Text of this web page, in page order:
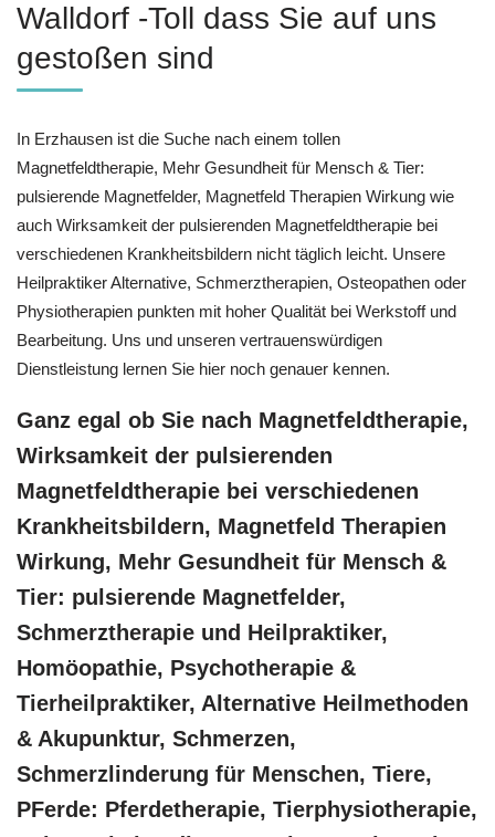
Walldorf -Toll dass Sie auf uns
gestoßen sind
In Erzhausen ist die Suche nach einem tollen
Magnetfeldtherapie, Mehr Gesundheit für Mensch & Tier:
pulsierende Magnetfelder, Magnetfeld Therapien Wirkung wie
auch Wirksamkeit der pulsierenden Magnetfeldtherapie bei
verschiedenen Krankheitsbildern nicht täglich leicht. Unsere
Heilpraktiker Alternative, Schmerztherapien, Osteopathen oder
Physiotherapien punkten mit hoher Qualität bei Werkstoff und
Bearbeitung. Uns und unseren vertrauenswürdigen
Dienstleistung lernen Sie hier noch genauer kennen.
Ganz egal ob Sie nach Magnetfeldtherapie,
Wirksamkeit der pulsierenden
Magnetfeldtherapie bei verschiedenen
Krankheitsbildern, Magnetfeld Therapien
Wirkung, Mehr Gesundheit für Mensch &
Tier: pulsierende Magnetfelder,
Schmerztherapie und Heilpraktiker,
‎Homöopathie, ‎Psychotherapie &
‎Tierheilpraktiker, Alternative Heilmethoden
& Akupunktur, Schmerzen,
Schmerzlinderung für Menschen, Tiere,
PFerde: Pferdetherapie, Tierphysiotherapie,